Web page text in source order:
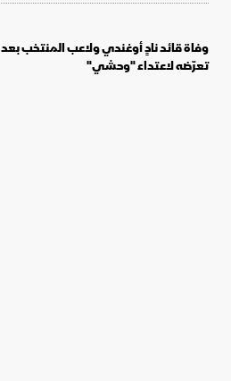
وفاة قائد نادٍ أوغندي ولاعب المنتخب بعد
تعرّضه لاعتداء "وحشي"